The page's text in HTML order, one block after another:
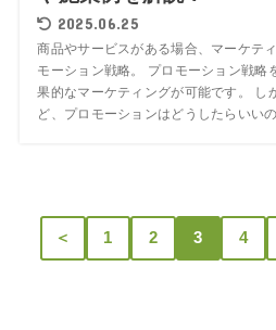
2025.06.25
商品やサービスがある場合、マーケテ
モーション戦略。 プロモーション戦略
果的なマーケティングが可能です。 し
ど、プロモーションはどうしたらいいの
＜ 1 2 3 4